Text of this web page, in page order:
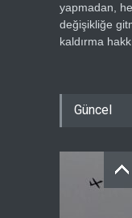
yapmadan,
değişikliğe
kaldırma
Güncel